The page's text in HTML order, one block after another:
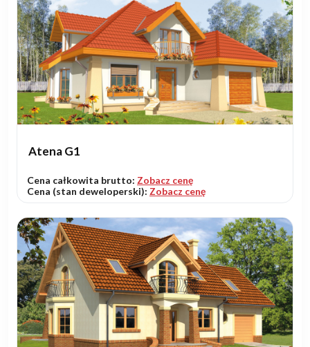
Atena G1
Cena całkowita brutto: Zobacz cenę
Cena (stan deweloperski): Zobacz cenę